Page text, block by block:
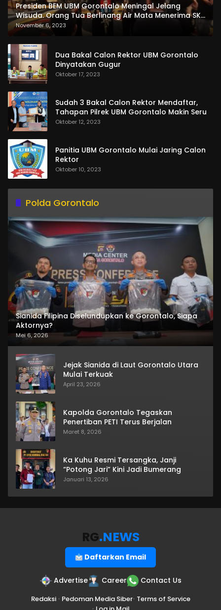
Presiden BEM UBM Gorontalo Meningal Jelang
Wisuda. Orang Tua Berlinang Air Mata Menerima SKL
dan Pemasangan Salempang
November 6, 2023
Dua Bakal Calon Rektor UBM Gorontalo
Dinyatakan Gugur
Oktober 17, 2023
Sudah 3 Bakal Calon Rektor Mendaftar,
Tahapan Pilrek UBM Gorontalo Makin Seru
Oktober 12, 2023
Panitia UBM Gorontalo Mulai Jaring Calon
Rektor
Oktober 10, 2023
Polda Gorontalo
Sianida Filipina Diselundupkan ke Gorontalo, Siapa
Aktornya?
Mei 6, 2026
Jejak Sianida di Laut Gorontalo Utara
Mulai Terkuak
April 23, 2026
Kapolda Gorontalo Tegaskan
Penertiban PETI Terus Berjalan
Maret 8, 2026
Ka Kuhu Resmi Tersangka, Janji
“Potong Jari” Kini Jadi Bumerang
Januari 13, 2026
RG.NEWS
Daftarkan Email
Advertise Career Contact Us
Redaksi• Pedoman Media Siber• Terms of Service